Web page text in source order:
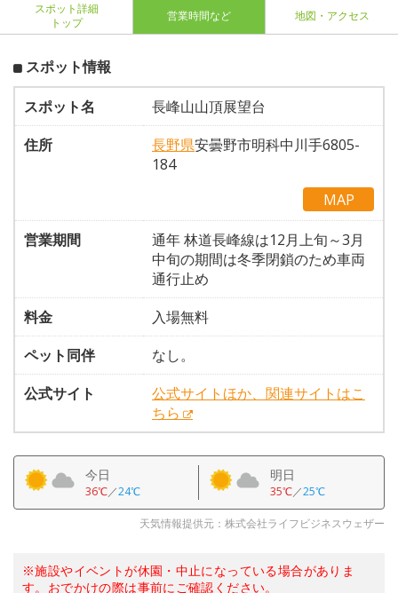
スポット詳細
トップ
営業時間など 地図・アクセス
スポット情報
スポット名
長峰山山頂展望台
住所
長野県安曇野市明科中川手6805-
184
MAP
営業期間
通年 林道長峰線は12月上旬～3月
中旬の期間は冬季閉鎖のため車両
通行止め
料金
入場無料
ペット同伴
なし。
公式サイト
公式サイトほか、関連サイトはこ
ちら
今日
36℃／24℃
明日
35℃／25℃
天気情報提供元：株式会社ライフビジネスウェザー
※施設やイベントが休園・中止になっている場合がありま
す。おでかけの際は事前にご確認ください。